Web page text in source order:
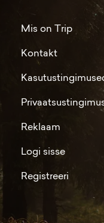
Mis on Trip
Kontakt
Reklaam
Logi sisse
Registreeri